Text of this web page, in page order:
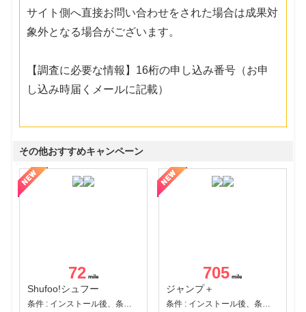
サイト側へ直接お問い合わせをされた場合は成果対
象外となる場合がございます。
【調査に必要な情報】16桁の申し込み番号（お申
し込み時届くメールに記載）
その他おすすめキャンペーン
72
Shufoo!シュフー
条件 : インストール後、条件達成
705
ジャンプ＋
条件 : インストール後、条件達成